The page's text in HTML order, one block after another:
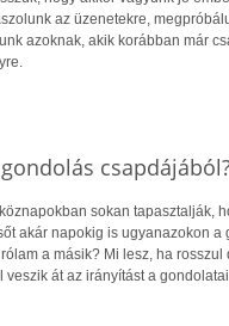
az üzenetekre,
azoknak, akik korábban már
sokan tapasztalják,
akár napokig is ugyanazokon
a másik? Mi lesz, ha
veszik át az irányítást a